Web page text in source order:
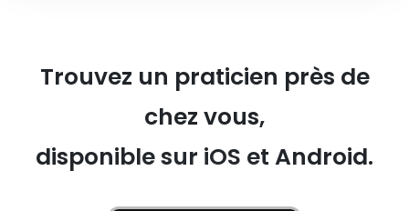
Trouvez un praticien près de
chez vous,
disponible sur iOS et Android.